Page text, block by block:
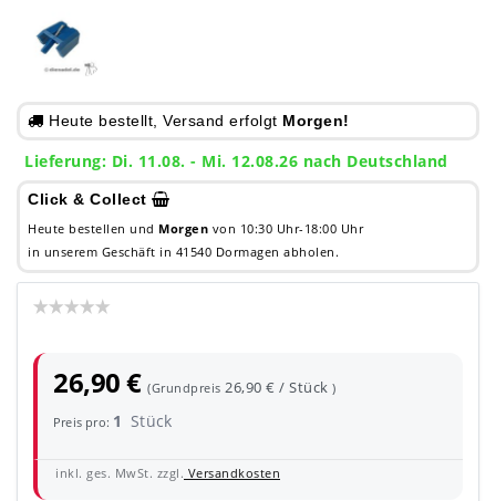
Heute bestellt, Versand erfolgt Morgen!
Lieferung: Di. 11.08. - Mi. 12.08.26 nach Deutschland
Click & Collect
Heute bestellen und Morgen von 10:30 Uhr-18:00 Uhr
in unserem Geschäft in 41540 Dormagen abholen.
26,90 €(Grundpreis26,90 € / Stück)
Preis pro: 1 Stück
inkl. ges. MwSt. zzgl. Versandkosten